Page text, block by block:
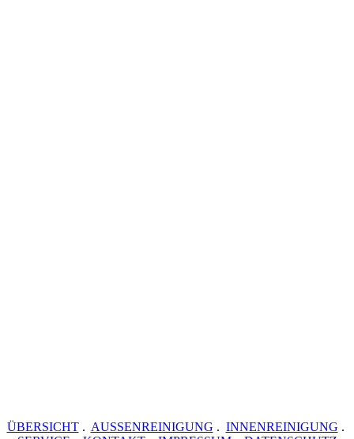
ÜBERSICHT. AUSSENREINIGUNG . INNENREINIGUNG .